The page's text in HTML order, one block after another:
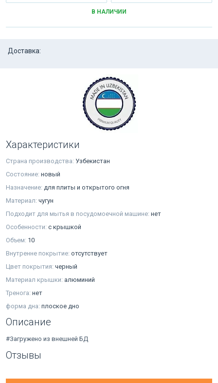
В НАЛИЧИИ
Доставка:
Характеристики
Страна производства: Узбекистан
Состояние: новый
Назначение: для плиты и открытого огня
Материал: чугун
Подходит для мытья в посудомоечной машине: нет
Особенности: с крышкой
Объем: 10
Внутренне покрытие: отсутствует
Цвет покрытия: черный
Материал крышки: алюминий
Тренога: нет
форма дна: плоское дно
Описание
#Загружено из внешней БД
Отзывы